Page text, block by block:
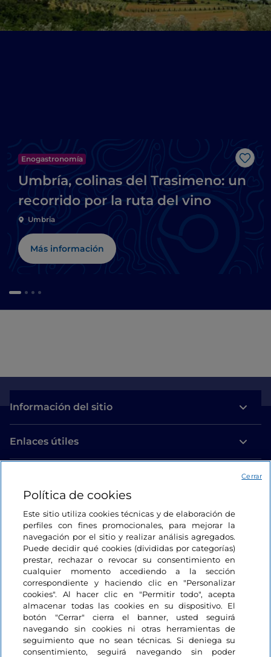
Me
Enogastronomía
Umbría, colinas del Trasimeno: un
recorrido por la ruta del vino
Umbria
Más información
Información del sitio
Enlaces útiles
Estamos en contacto
Política de cookies
Este sitio utiliza cookies técnicas y de elaboración de
perfiles con fines promocionales, para mejorar la
navegación por el sitio y realizar análisis agregados.
Puede decidir qué cookies (divididas por categorías)
prestar, rechazar o revocar su consentimiento en
cualquier momento accediendo a la sección
correspondiente y haciendo clic en "Personalizar
cookies". Al hacer clic en "Permitir todo", acepta
almacenar todas las cookies en su dispositivo. El
botón "Cerrar" cierra el banner, usted seguirá
navegando sin cookies ni otras herramientas de
seguimiento que no sean técnicas. Si deniega su
consentimiento, seguirá navegando sin poder
Cerrar